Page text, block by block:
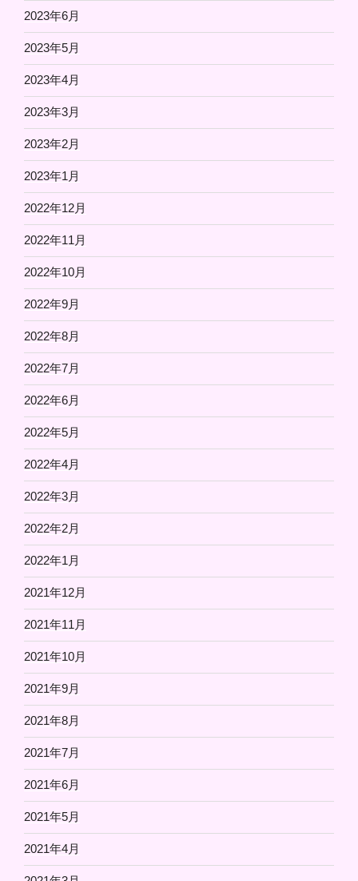
2023年6月
2023年5月
2023年4月
2023年3月
2023年2月
2023年1月
2022年12月
2022年11月
2022年10月
2022年9月
2022年8月
2022年7月
2022年6月
2022年5月
2022年4月
2022年3月
2022年2月
2022年1月
2021年12月
2021年11月
2021年10月
2021年9月
2021年8月
2021年7月
2021年6月
2021年5月
2021年4月